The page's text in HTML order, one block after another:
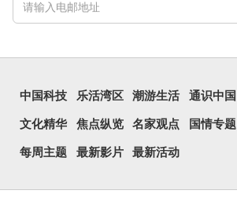
中国科技 乐活湾区 潮游生活 通识中国
文化精华 焦点纵览 名家观点 国情专题
每周主题 最新影片 最新活动